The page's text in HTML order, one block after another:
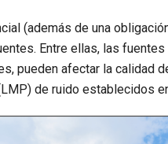
(además de una
Entre ellas, las
pueden afectar la calidad
de ruido establecidos